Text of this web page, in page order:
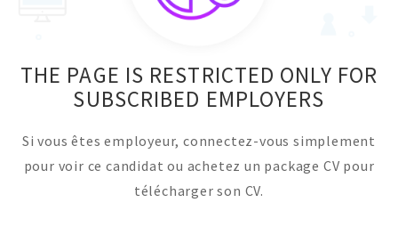
THE PAGE IS RESTRICTED ONLY FOR
SUBSCRIBED EMPLOYERS
Si vous êtes employeur, connectez-vous simplement
pour voir ce candidat ou achetez un package CV pour
télécharger son CV.